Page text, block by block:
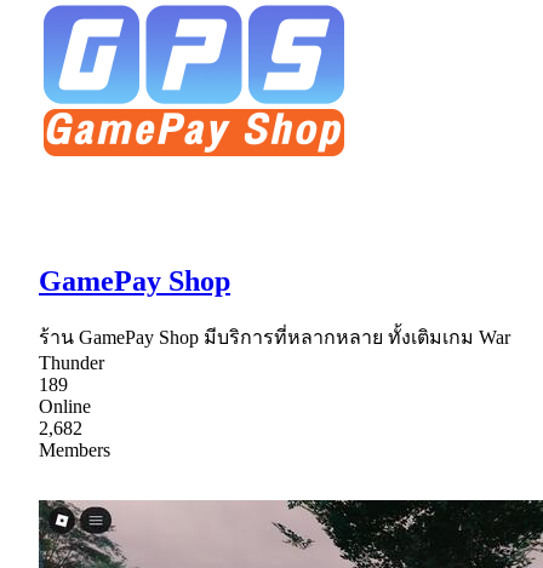
GamePay Shop
ร้าน GamePay Shop มีบริการที่หลากหลาย ทั้งเติมเกม War
Thunder
189
Online
2,682
Members